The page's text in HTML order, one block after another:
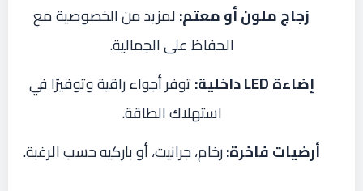
زجاج ملون أو معتم:لمزيد من الخصوصية مع
الحفاظ على الجمالية.
إضاءة LED داخلية:
توفر أجواء راقية وتوفيرًا في
استهلاك الطاقة.
أرضيات فاخرة:رخام، جرانيت، أو باركيه حسب الرغبة.